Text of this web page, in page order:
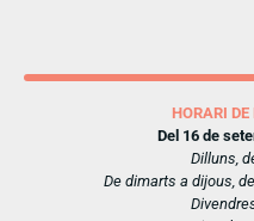
HORARI
Del 16 de
Dilluns,
De dimarts a dijous,